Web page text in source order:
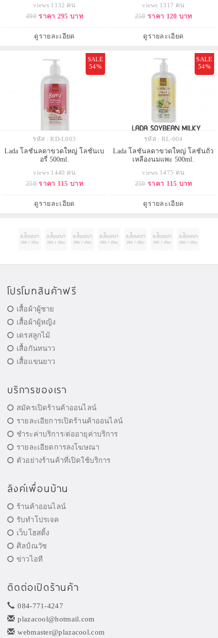
views 1132 คน
490 ราคา 295 บาท
ดูรายละเอียด
views 1317 คน
250 ราคา 120 บาท
ดูรายละเอียด
SALE
54%
รหัส : RD-L003
Lada โลชั่นลดาขวดใหญ่ โลชั่นเบ
อรี่ 500ml.
views 1440 คน
250 ราคา 115 บาท
ดูรายละเอียด
SALE
54%
รหัส : RL-004
Lada โลชั่นลดาขวดใหญ่ โลชั่นถั่ว
เหลืองนมแพะ 500ml.
views 1475 คน
250 ราคา 115 บาท
ดูรายละเอียด
โปรโมทสินค้าฟรี
เสื้อผ้าผู้ชาย
เสื้อผ้าผู้หญิง
เดรสลูกไม้
เสื้อกันหนาว
เสื้อแขนยาว
บริการของเรา
สมัครเปิดร้านค้าออนไลน์
รายละเอียการเปิดร้านค้าออนไลน์
ชำระค่าบริการ/ต่ออายุค่าบริการ
รายละเอียดการลงโฆษณา
ตัวอย่างร้านค้าที่เปิดใช้บริการ
ลิงค์เพื่อนบ้าน
ร้านค้าออนไลน์
รับทำโปรเจค
เว็บโฮสติ้ง
ศิลป์ณวัช
ข่าวไอที
ติดต่อเปิดร้านค้า
084-771-4247
plazacool@hotmail.com
webmaster@plazacool.com